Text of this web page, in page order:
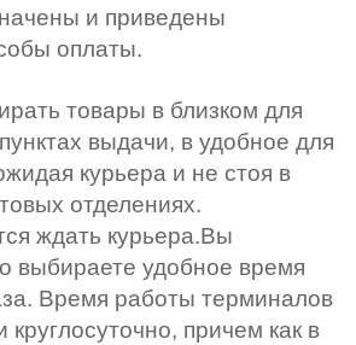
и приведены
оплаты.
товары в близком для
выдачи, в удобное для
курьера и не стоя в
отделениях.
ждать курьера.Вы
выбираете удобное время
Время работы терминалов
круглосуточно, причем как в